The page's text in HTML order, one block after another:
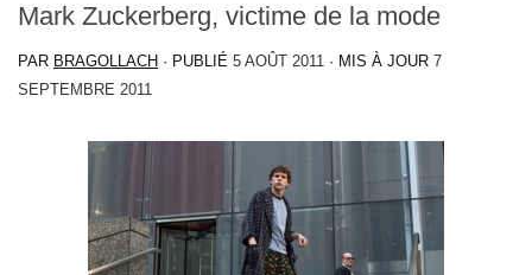
Mark Zuckerberg, victime de la mode
PAR BRAGOLLACH · PUBLIÉ 5 AOÛT 2011 · MIS À JOUR 7
SEPTEMBRE 2011